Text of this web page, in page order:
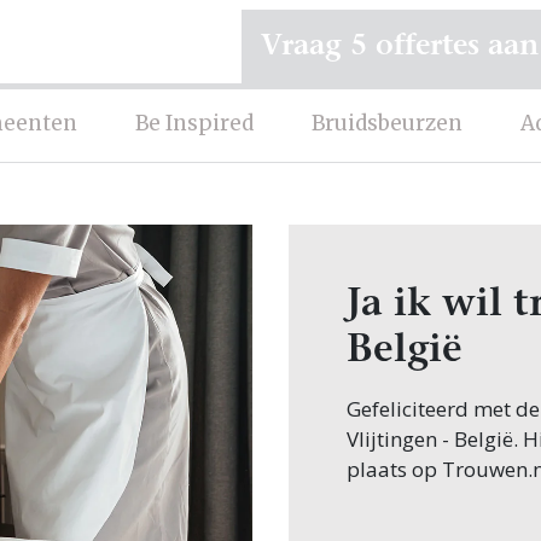
Be Inspired Bruidsbeurzen
Vraag 5 offertes
Ja ik wil
België
Gefeliciteerd met
Vlijtingen - België.
plaats op